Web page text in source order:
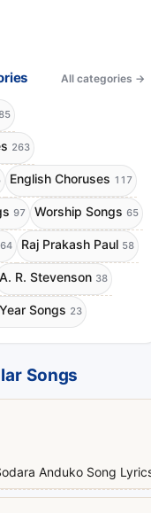
All categories →
263
English Choruses 117
97 Worship Songs 65
64 Raj Prakash Paul 58
A. R. Stevenson 38
Songs 23
Songs
Anduko Song